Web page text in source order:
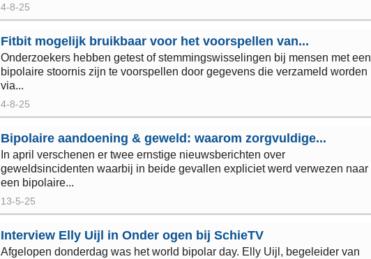
4-8-25
Fitbit mogelijk bruikbaar voor het voorspellen van...
Onderzoekers hebben getest of stemmingswisselingen bij mensen met een
bipolaire stoornis zijn te voorspellen door gegevens die verzameld worden
via...
4-8-25
Bipolaire aandoening & geweld: waarom zorgvuldige...
In april verschenen er twee ernstige nieuwsberichten over
geweldsincidenten waarbij in beide gevallen expliciet werd verwezen naar
een bipolaire...
13-5-25
Interview Elly Uijl in Onder ogen bij SchieTV
Afgelopen donderdag was het world bipolar day. Elly Uijl, begeleider van